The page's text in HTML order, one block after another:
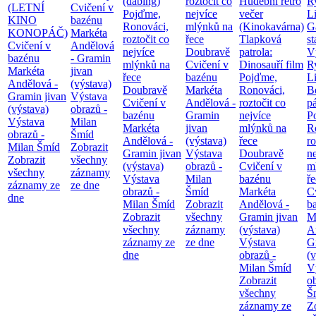
(LETNÍ
KINO
KONOPÁČ)
Cvičení v
bazénu
Markéta
Andělová -
Gramin jivan
(výstava)
Výstava
obrazů -
Milan Šmíd
Zobrazit
všechny
záznamy ze
dne
Cvičení v
bazénu
Markéta
Andělová
- Gramin
jivan
(výstava)
Výstava
obrazů -
Milan
Šmíd
Zobrazit
všechny
záznamy
ze dne
Pojďme,
Ronováci,
roztočit co
nejvíce
mlýnků na
řece
Doubravě
Cvičení v
bazénu
Markéta
Andělová -
Gramin jivan
(výstava)
Výstava
obrazů -
Milan Šmíd
Zobrazit
všechny
záznamy ze
dne
nejvíce
mlýnků na
řece
Doubravě
Cvičení v
bazénu
Markéta
Andělová -
Gramin
jivan
(výstava)
Výstava
obrazů -
Milan
Šmíd
Zobrazit
všechny
záznamy
ze dne
večer
(Kinokavárna)
Tlapková
patrola:
Dinosauří film
Pojďme,
Ronováci,
roztočit co
nejvíce
mlýnků na
řece
Doubravě
Cvičení v
bazénu
Markéta
Andělová -
Gramin jivan
(výstava)
Výstava
obrazů -
Milan Šmíd
Zobrazit
všechny
záznamy ze